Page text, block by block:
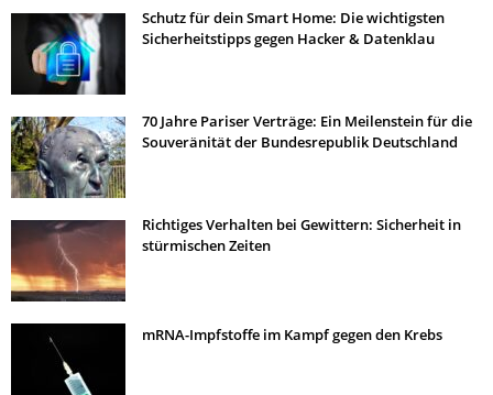
Schutz für dein Smart Home: Die wichtigsten
Sicherheitstipps gegen Hacker & Datenklau
70 Jahre Pariser Verträge: Ein Meilenstein für die
Souveränität der Bundesrepublik Deutschland
Richtiges Verhalten bei Gewittern: Sicherheit in
stürmischen Zeiten
mRNA-Impfstoffe im Kampf gegen den Krebs